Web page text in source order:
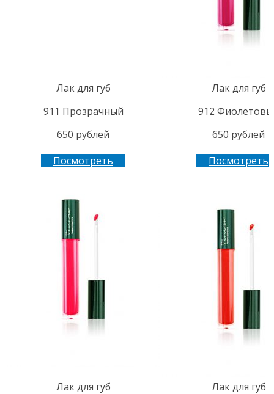
Лак для губ
911 Прозрачный
650 рублей
Посмотреть
Лак для губ
912
650 рублей
Посмотреть
Лак для губ
Лак для губ